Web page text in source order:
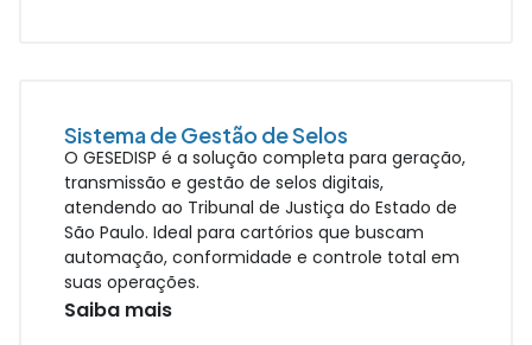
Sistema de Gestão de Selos
O GESEDISP é a solução completa para geração,
transmissão e gestão de selos digitais,
atendendo ao Tribunal de Justiça do Estado de
São Paulo. Ideal para cartórios que buscam
automação, conformidade e controle total em
suas operações.
Saiba mais